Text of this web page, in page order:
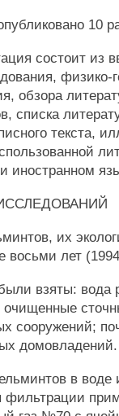
10
состоит из
физико-
обзора
списка
текста,
иностранном
их
восьми лет
взяты: вода
очищенные
сооружений;
домовладений.
в воде
фильтрации